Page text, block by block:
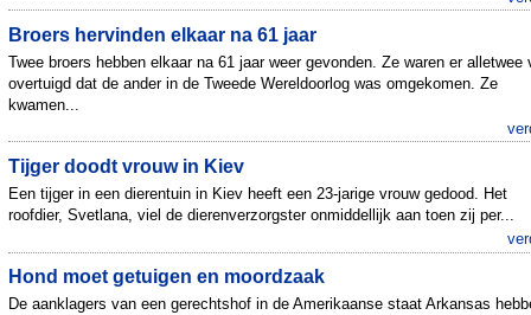
Broers hervinden elkaar na 61 jaar
Twee broers hebben elkaar na 61 jaar weer gevonden. Ze waren er alletwee
overtuigd dat de ander in de Tweede Wereldoorlog was omgekomen. Ze
kwamen...
Tijger doodt vrouw in Kiev
Een tijger in een dierentuin in Kiev heeft een 23-jarige vrouw gedood. Het
roofdier, Svetlana, viel de dierenverzorgster onmiddellijk aan toen zij per...
Hond moet getuigen en moordzaak
De aanklagers van een gerechtshof in de Amerikaanse staat Arkansas